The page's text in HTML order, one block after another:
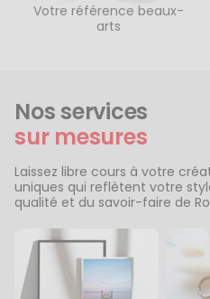
Votre référence beaux-
arts
Nos services
sur mesures
Laissez libre cours à votre
uniques qui reflètent votre
qualité et du savoir-faire de